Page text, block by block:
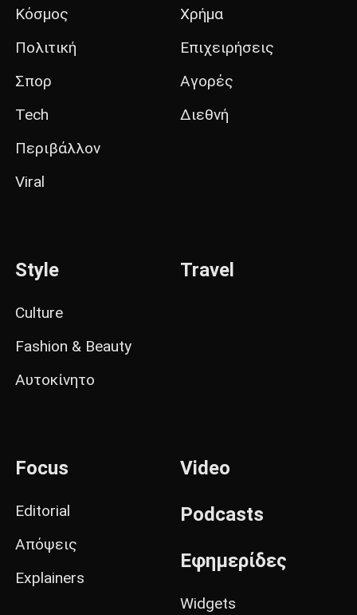
Κόσμος
Πολιτική
Σπορ
Tech
Περιβάλλον
Viral
Χρήμα
Επιχειρήσεις
Αγορές
Διεθνή
Style
Culture
Fashion & Beauty
Αυτοκίνητο
Travel
Focus
Editorial
Απόψεις
Explainers
Video
Podcasts
Εφημερίδες
Widgets